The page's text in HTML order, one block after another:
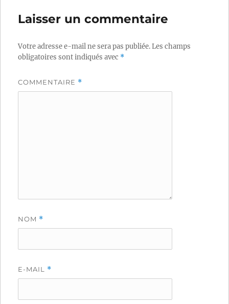
Laisser un commentaire
Votre adresse e-mail ne sera pas publiée.Les champs
obligatoires sont indiqués avec *
COMMENTAIRE *
NOM *
E-MAIL *